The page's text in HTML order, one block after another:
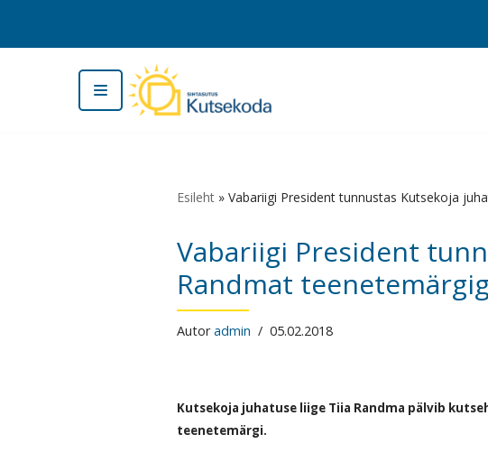
Skip
Esileht» Vabariigi President tunnustas Kutsekoja
Vabariigi President
Randmat
Autoradmin 05.02.2018
Kutsekoja juhatuse liige Tiia Randma pälvib
teenetemärgi.